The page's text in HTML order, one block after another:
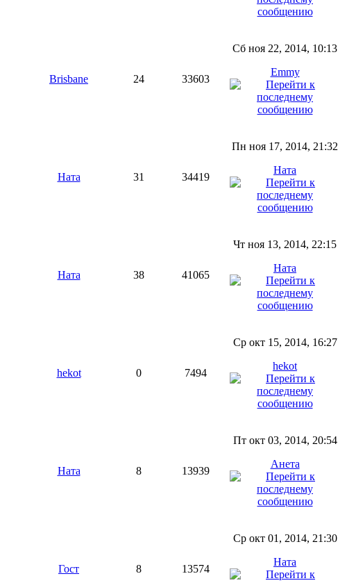
Brisbane 24 33603
Сб ноя 22, 2014, 10:13
Emmy
Ната 31 34419
Пн ноя 17, 2014, 21:32
Ната
Ната 38 41065
Чт ноя 13, 2014, 22:15
Ната
hekot 0 7494
Ср окт 15, 2014, 16:27
hekot
Ната 8 13939
Пт окт 03, 2014, 20:54
Анета
Гост 8 13574
Ср окт 01, 2014, 21:30
Ната